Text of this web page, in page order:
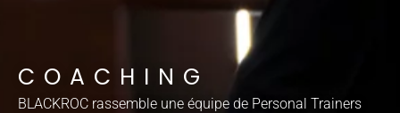
COACHING
BLACKROC rassemble une équipe de Personal Trainers